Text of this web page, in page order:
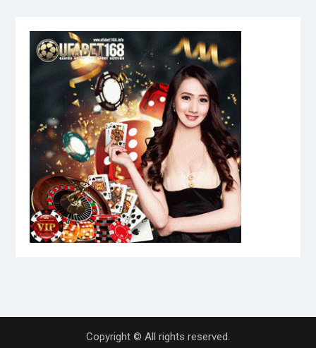
Copyright © All rights reserved.